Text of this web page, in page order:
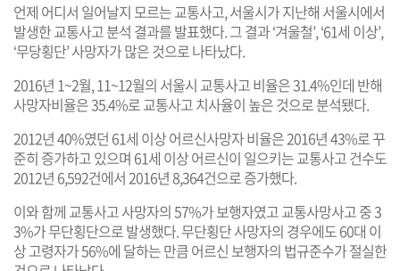
언제 어디서 일어날지 모르는 교통사고, 서울시가 지난해 서울시에서
발생한 교통사고 분석 결과를 발표했다. 그 결과 ‘겨울철’, ‘61세 이상’,
‘무당횡단’ 사망자가 많은 것으로 나타났다.
2016년 1~2월, 11~12월의 서울시 교통사고 비율은 31.4%인데 반해
사망자비율은 35.4%로 교통사고 치사율이 높은 것으로 분석됐다.
2012년 40%였던 61세 이상 어르신사망자 비율은 2016년 43%로 꾸
준히 증가하고 있으며 61세 이상 어르신이 일으키는 교통사고 건수도
2012년 6,592건에서 2016년 8,364건으로 증가했다.
이와 함께 교통사고 사망자의 57%가 보행자였고 교통사망사고 중 3
3%가 무단횡단으로 발생했다. 무단횡단 사망자의 경우에도 60대 이
상 고령자가 56%에 달하는 만큼 어르신 보행자의 법규준수가 절실한